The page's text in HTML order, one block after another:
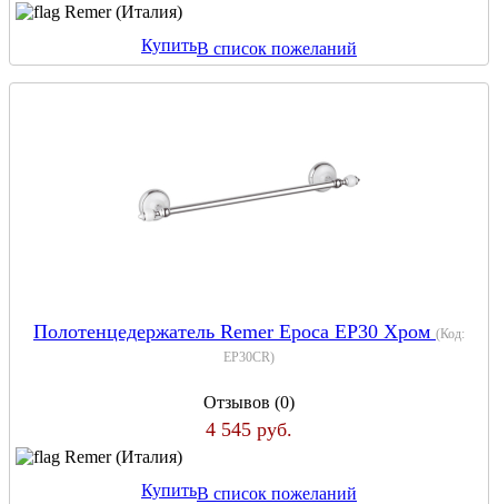
Remer (Италия)
КупитьВ список пожеланий
Полотенцедержатель Remer Epoca EP30 Хром (Код:
EP30CR)
Отзывов (0)
4 545 руб.
Remer (Италия)
КупитьВ список пожеланий